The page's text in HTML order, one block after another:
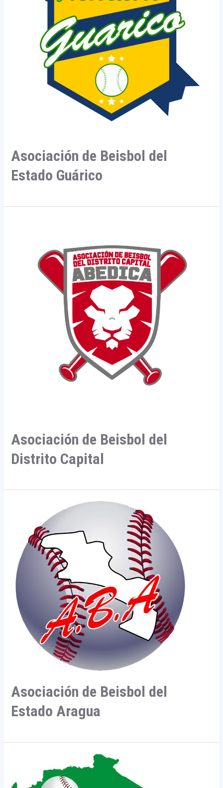
Asociación de Beisbol del
Estado Guárico
Asociación de Beisbol del
Distrito Capital
Asociación de Beisbol del
Estado Aragua